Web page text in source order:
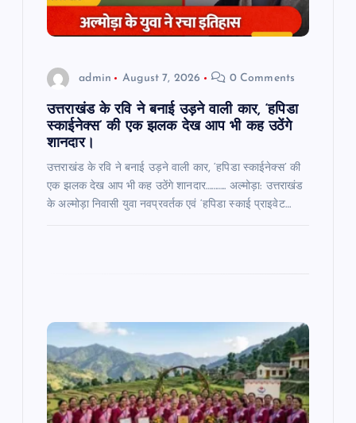
admin August 7, 2026 0 Comments
उत्तराखंड के रवि ने बनाई उड़ने वाली कार, ‘हपिडा
स्काईनेक्स’ की एक झलक देख आप भी कह उठेंगे
शानदार।
उत्तराखंड के रवि ने बनाई उड़ने वाली कार, ‘हपिडा स्काईनेक्स’ की
एक झलक देख आप भी कह उठेंगे शानदार……….. अल्मोड़ा: उत्तराखंड
के अल्मोड़ा निवासी युवा नवप्रवर्तक एवं ‘हपिडा स्काई प्राइवेट…